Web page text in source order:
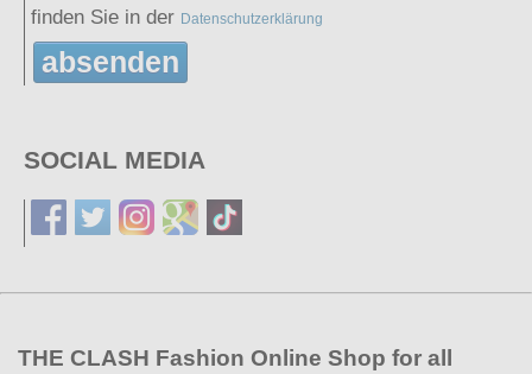
finden Sie in der Datenschutzerklärung
absenden
SOCIAL MEDIA
THE CLASH Fashion Online Shop for all